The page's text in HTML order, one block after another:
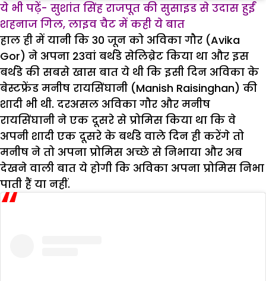
ये भी पढ़ें- सुशांत सिंह राजपूत की सुसाइड से उदास हुईं
शहनाज गिल, लाइव चैट में कही ये बात
हाल ही में यानी कि 30 जून को अविका गौर (Avika
Gor) ने अपना 23वां बर्थडे सेलिब्रेट किया था और इस
बर्थडे की सबसे खास बात ये थी कि इसी दिन अविका के
बेस्टफ्रेंड मनीष रायसिंघानी (Manish Raisinghan) की
शादी भी थी. दरअसल अविका गौर और मनीष
रायसिंघानी ने एक दूसरे से प्रोमिस किया था कि वे
अपनी शादी एक दूसरे के बर्थडे वाले दिन ही करेंगे तो
मनीष ने तो अपना प्रोमिस अच्छे से निभाया और अब
देखने वाली बात ये होगी कि अविका अपना प्रोमिस निभा
पाती हैं या नहीं.